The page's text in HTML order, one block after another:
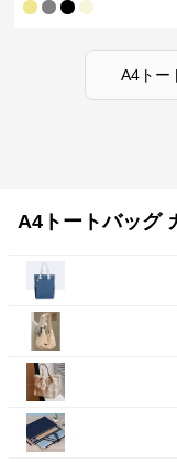
A4トー
A4トートバッグ